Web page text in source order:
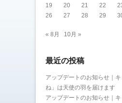
19
20 21 22
26
27 28 29
« 8月 10月 »
最近の投稿
アップデートのお知らせ｜
ね」は天使の羽を届けます
アップデートのお知らせ｜